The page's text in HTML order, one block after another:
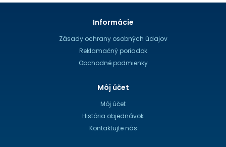
Informácie
Zásady ochrany osobných údajov
Reklamačný poriadok
Obchodné podmienky
Môj účet
Môj účet
História objednávok
Kontaktujte nás